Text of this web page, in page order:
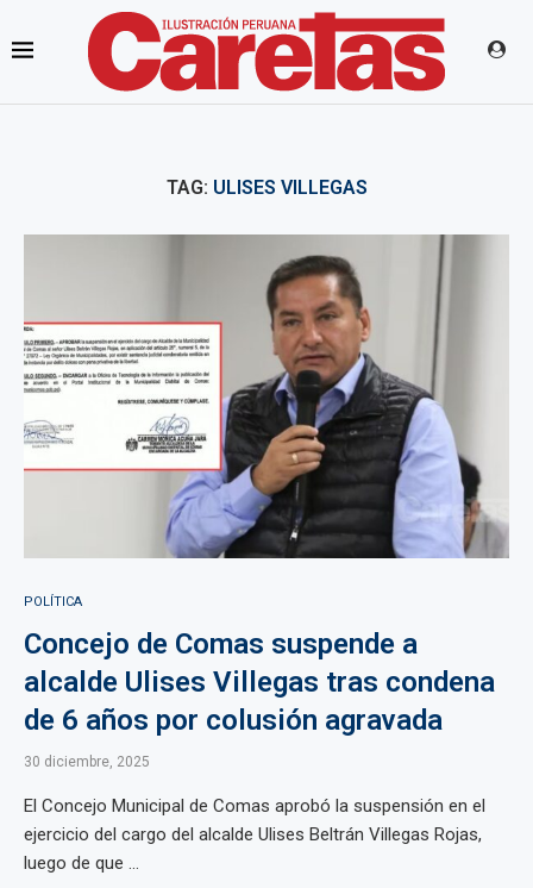
TAG: ULISES VILLEGAS
POLÍTICA
Concejo de Comas suspende a
alcalde Ulises Villegas tras condena
de 6 años por colusión agravada
30 diciembre, 2025
El Concejo Municipal de Comas aprobó la suspensión en el
ejercicio del cargo del alcalde Ulises Beltrán Villegas Rojas,
luego de que ...